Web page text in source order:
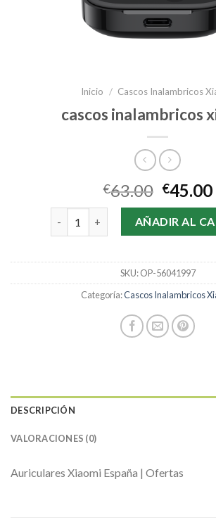
Inicio / Cascos Inalambricos
cascos inalambricos
€63.00 €45.00
cascos inalambricos xiaomi
AÑADIR AL
SKU:OP-56041997
Categoría:Cascos Inalambricos
DESCRIPCIÓN
VALORACIONES (0)
Auriculares Xiaomi España | Ofertas